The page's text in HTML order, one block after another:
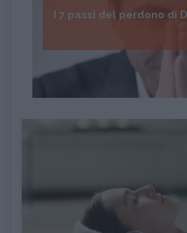
I 7 passi del perdono di